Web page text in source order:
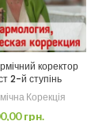
коректор
2-й ступінь
Корекція
грн.